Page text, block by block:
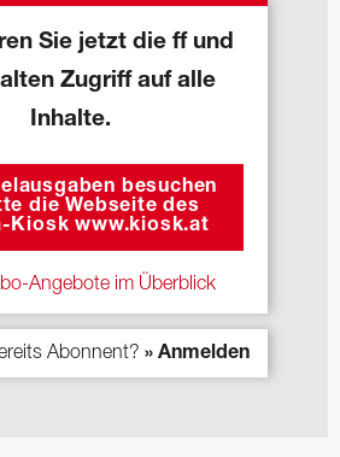
Sie jetzt die ff und
Zugriff auf alle
Inhalte.
besuchen
die Webseite des
Kiosk www.kiosk.at
Angebote im Überblick
Abonnent? » Anmelden